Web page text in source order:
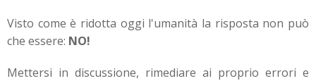
Visto come è ridotta oggi l'umanità la risposta non può
che essere: NO!
Mettersi in discussione, rimediare ai proprio errori e